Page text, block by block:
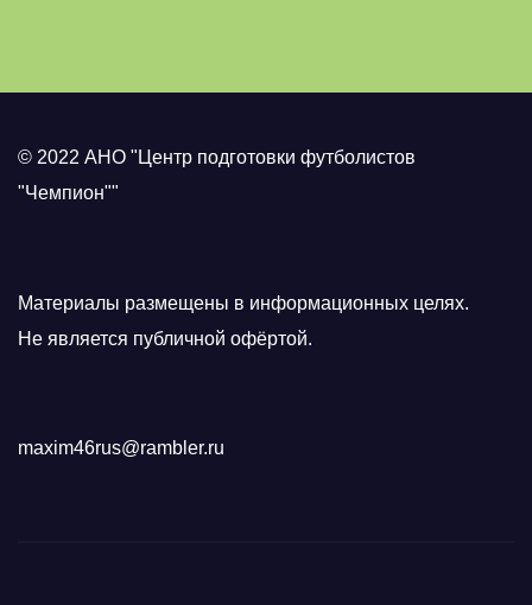
© 2022 АНО "Центр подготовки футболистов
"Чемпион""
Материалы размещены в информационных целях.
Не является публичной офёртой.
maxim46rus@rambler.ru